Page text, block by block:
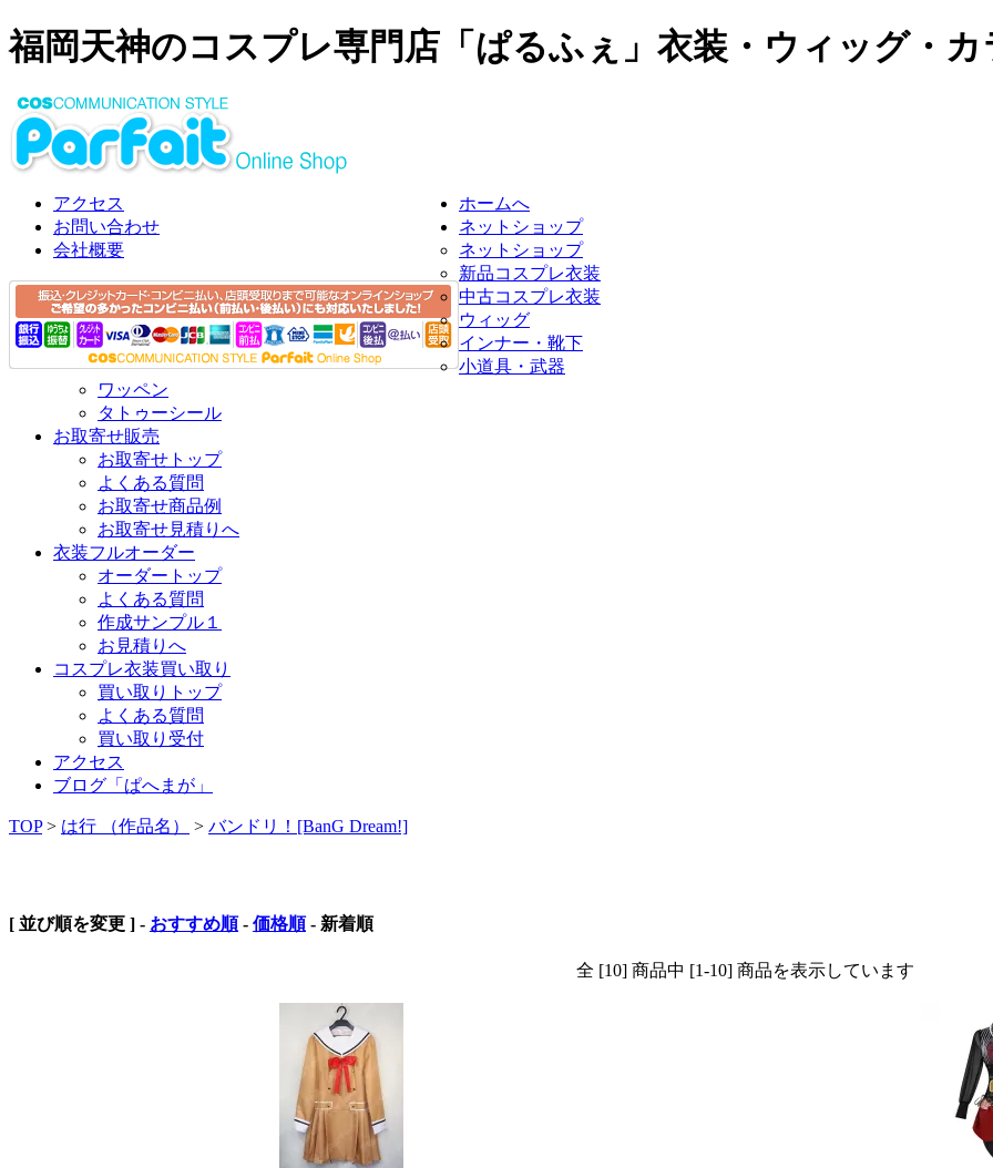
福岡天神のコスプレ専門店「ぱるふぇ」衣装・ウィッグ・
アクセス
お問い合わせ
会社概要
ホームへ
ネットショップ
ネットショップ
新品コスプレ衣装
中古コスプレ衣装
ウィッグ
インナー・靴下
小道具・武器
ワッペン
タトゥーシール
お取寄せ販売
お取寄せトップ
よくある質問
お取寄せ商品例
お取寄せ見積りへ
衣装フルオーダー
オーダートップ
よくある質問
作成サンプル１
お見積りへ
コスプレ衣装買い取り
買い取りトップ
よくある質問
買い取り受付
アクセス
ブログ「ぱへまが」
TOP> は行 （作品名） > バンドリ！[BanG Dream!]
[ 並び順を変更 ] - おすすめ順- 価格順- 新着順
全 [10] 商品中 [1-10] 商品を表示しています